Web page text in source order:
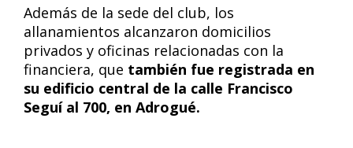
Además de la sede del club, los
allanamientos alcanzaron domicilios
privados y oficinas relacionadas con la
financiera, que también fue registrada en
su edificio central de la calle Francisco
Seguí al 700, en Adrogué.